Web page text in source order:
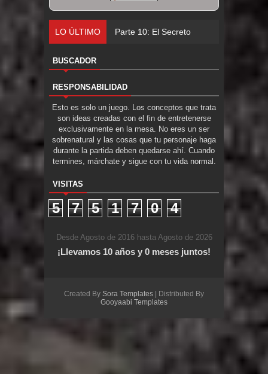
LO ÚLTIMO Parte 10: El Secreto
BUSCADOR
RESPONSABILIDAD
Esto es solo un juego. Los conceptos que trata
son ideas creadas con el fin de entretenerse
exclusivamente en la mesa. No eres un ser
sobrenatural y las cosas que tu personaje haga
durante la partida deben quedarse ahí. Cuando
termines, márchate y sigue con tu vida normal.
VISITAS
5 7 5 1 7 0 4
Desde Agosto de 2016 hasta Agosto de 2026
¡Llevamos 10 años y 0 meses juntos!
Created By Sora Templates | Distributed By
Gooyaabi Templates